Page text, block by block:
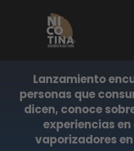
Lanzamiento
personas que
dicen, conoce
experiencias en
vaporizadores